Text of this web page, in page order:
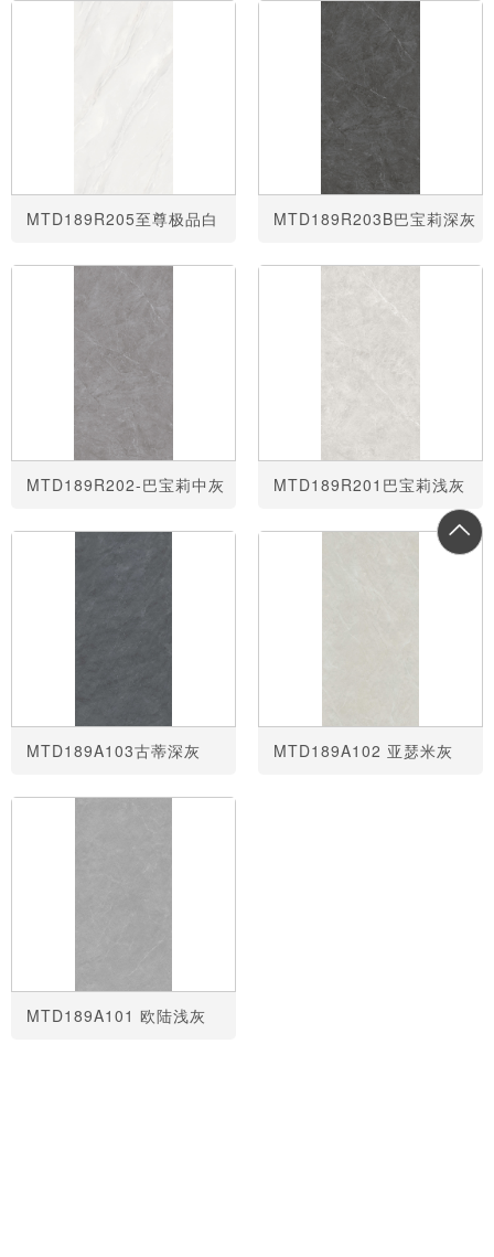
MTD189R205至尊极品白 MTD189R203B巴宝莉深灰
MTD189R202-巴宝莉中灰 MTD189R201巴宝莉浅灰
MTD189A103古蒂深灰 MTD189A102 亚瑟米灰
MTD189A101 欧陆浅灰